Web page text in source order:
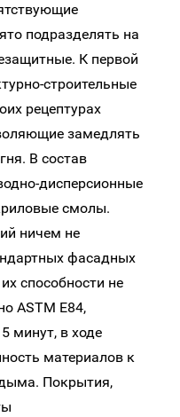
подразделять на
К первой
строительные
рецептурах
замедлять
В состав
дисперсионные
смолы.
ничем не
фасадных
способности не
ASTM E84,
минут, в ходе
материалов к
Покрытия,